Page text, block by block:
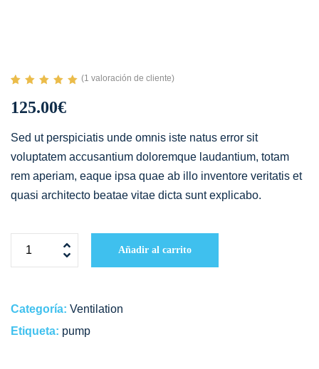
5.00de 5 en
valoración de
un cliente
(1 valoración de cliente)
125.00€
Sed ut perspiciatis unde omnis iste natus error sit
voluptatem accusantium doloremque laudantium, totam
rem aperiam, eaque ipsa quae ab illo inventore veritatis et
quasi architecto beatae vitae dicta sunt explicabo.
Añadir al carrito
Categoría: Ventilation
Etiqueta: pump